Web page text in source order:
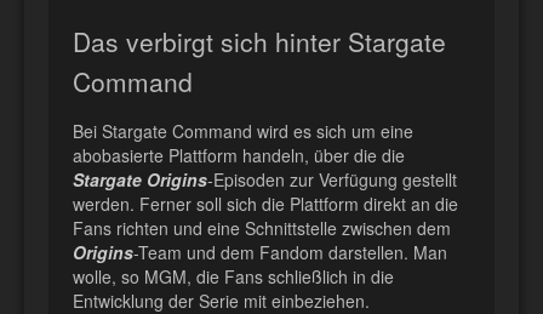
Das verbirgt sich hinter Stargate
Command
Bei Stargate Command wird es sich um eine
abobasierte Plattform handeln, über die die
Stargate Origins-Episoden zur Verfügung gestellt
werden. Ferner soll sich die Plattform direkt an die
Fans richten und eine Schnittstelle zwischen dem
Origins-Team und dem Fandom darstellen. Man
wolle, so MGM, die Fans schließlich in die
Entwicklung der Serie mit einbeziehen.